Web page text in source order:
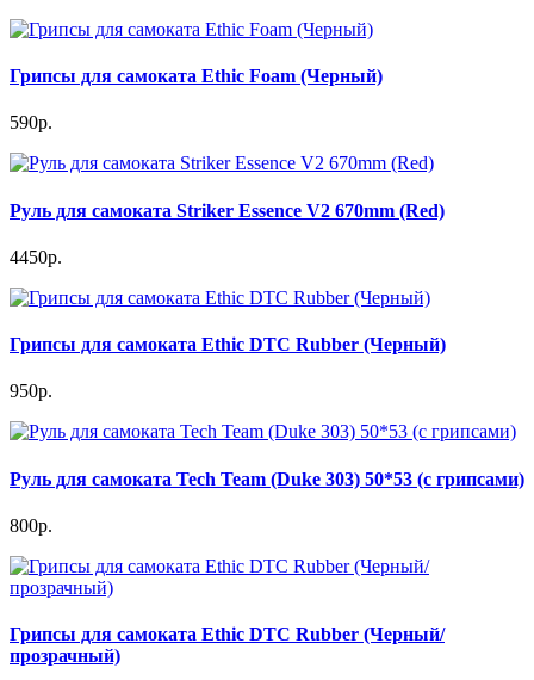
Грипсы для самоката Ethic Foam (Черный)
590р.
Руль для самоката Striker Essence V2 670mm (Red)
4450р.
Грипсы для самоката Ethic DTC Rubber (Черный)
950р.
Руль для самоката Tech Team (Duke 303) 50*53 (c грипсами)
800р.
Грипсы для самоката Ethic DTC Rubber (Черный/
прозрачный)